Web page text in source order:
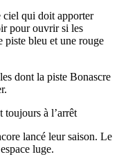
ciel qui doit apporter
pour ouvrir si les
piste bleu et une rouge
dont la piste Bonascre
toujours à l’arrêt
lancé leur saison. Le
luge.